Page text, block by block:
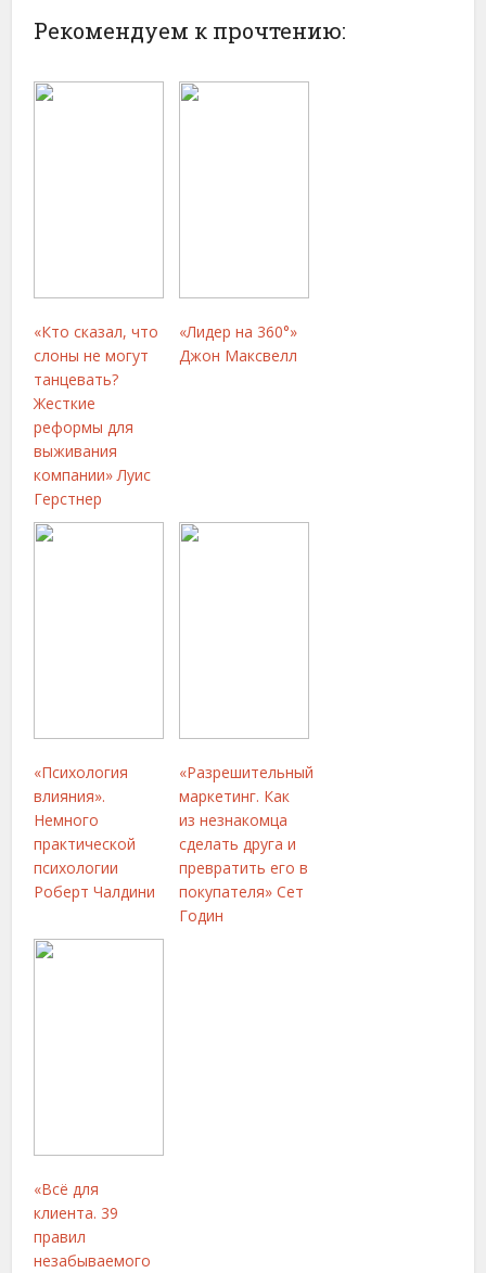
Рекомендуем к прочтению:
«Кто сказал, что
слоны не могут
танцевать?
Жесткие
реформы для
выживания
компании» Луис
Герстнер
«Лидер на 360°»
Джон Максвелл
«Психология
влияния».
Немного
практической
психологии
Роберт Чалдини
«Разрешительный
маркетинг. Как
из незнакомца
сделать друга и
превратить его в
покупателя» Сет
Годин
«Всё для
клиента. 39
правил
незабываемого